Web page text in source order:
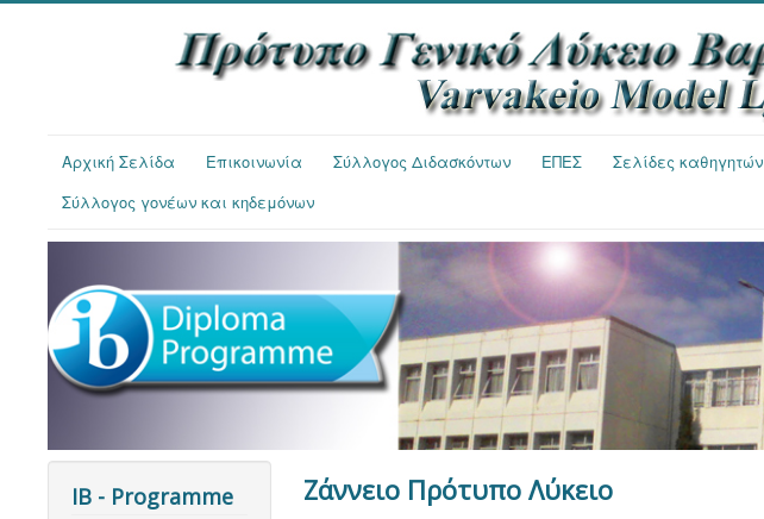
Αρχική Σελίδα Επικοινωνία Σύλλογος Διδασκόντων ΕΠΕΣ Σελίδες καθηγητών
Σύλλογος γονέων και κηδεμόνων
IB - Programme Ζάννειο Πρότυπο Λύκειο